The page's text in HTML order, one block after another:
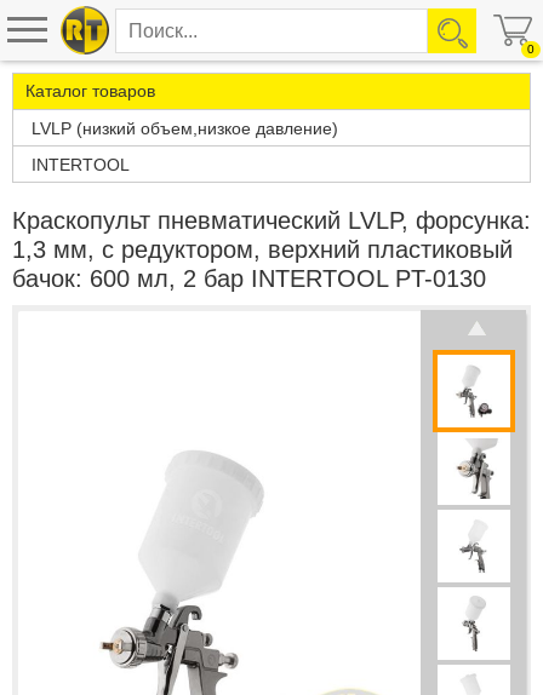
0
Каталог товаров
LVLP (низкий объем,низкое давление)
INTERTOOL
Краскопульт пневматический LVLP, форсунка:
1,3 мм, с редуктором, верхний пластиковый
бачок: 600 мл, 2 бар INTERTOOL PT-0130